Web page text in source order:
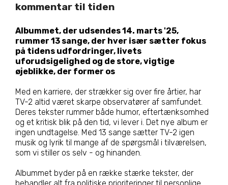
kommentar til tiden
Albummet, der udsendes 14. marts '25,
rummer 13 sange, der hver især sætter fokus
på tidens udfordringer, livets
uforudsigelighed og de store, vigtige
øjeblikke, der former os
Med en karriere, der strækker sig over fire årtier, har
TV-2 altid været skarpe observatører af samfundet.
Deres tekster rummer både humor, eftertænksomhed
og et kritisk blik på den tid, vi lever i. Det nye album er
ingen undtagelse. Med 13 sange sætter TV-2 igen
musik og lyrik til mange af de spørgsmål i tilværelsen,
som vi stiller os selv - og hinanden.
Albummet byder på en række stærke tekster, der